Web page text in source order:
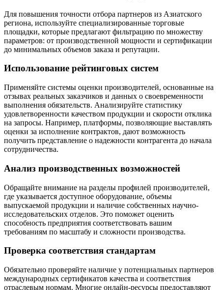
Для повышения точности отбора партнеров из Азиатского
региона, используйте специализированные торговые
площадки, которые предлагают фильтрацию по множеству
параметров: от производственной мощности и сертификации
до минимальных объемов заказа и репутации.
Использование рейтинговых систем
Применяйте системы оценки производителей, основанные на
отзывах реальных заказчиков и данных о своевременности
выполнения обязательств. Анализируйте статистику
удовлетворенности качеством продукции и скорости отклика
на запросы. Например, платформы, позволяющие выставлять
оценки за исполнение контрактов, дают возможность
получить представление о надежности контрагента до начала
сотрудничества.
Анализ производственных возможностей
Обращайте внимание на разделы профилей производителей,
где указывается доступное оборудование, объемы
выпускаемой продукции и наличие собственных научно-
исследовательских отделов. Это поможет оценить
способность предприятия соответствовать вашим
требованиям по масштабу и сложности производства.
Проверка соответствия стандартам
Обязательно проверяйте наличие у потенциальных партнеров
международных сертификатов качества и соответствия
отраслевым нормам. Многие онлайн-ресурсы предоставляют